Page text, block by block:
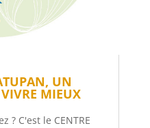
UN
MIEUX
? C'est le CENTRE